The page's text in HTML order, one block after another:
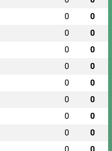
0 0
0 0
0 0
0 0
0 0
0 0
0 0
0 0
0 0